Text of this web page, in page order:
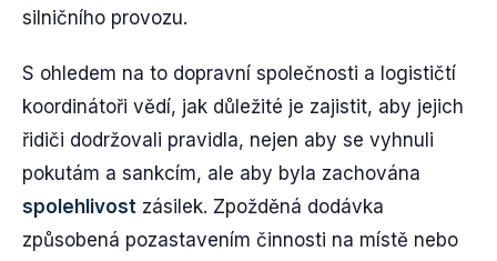
silničního provozu.
S ohledem na to dopravní společnosti a logističtí
koordinátoři vědí, jak důležité je zajistit, aby jejich
řidiči dodržovali pravidla, nejen aby se vyhnuli
pokutám a sankcím, ale aby byla zachována
spolehlivost zásilek. Zpožděná dodávka
způsobená pozastavením činnosti na místě nebo